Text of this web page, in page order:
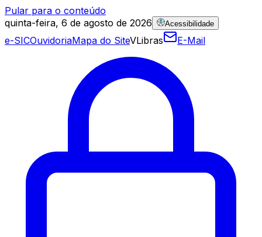
Pular para o conteúdo
quinta-feira, 6 de agosto de 2026
Acessibilidade
e-SICOuvidoriaMapa do SiteVLibras E-Mail